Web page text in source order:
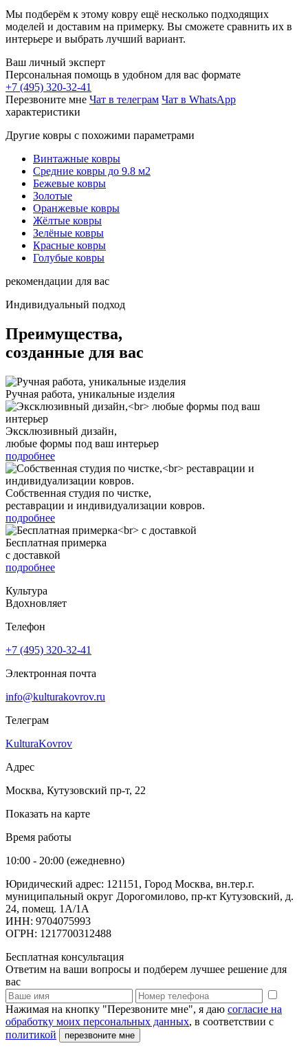
Мы подберём к этому ковру ещё несколько подходящих
моделей и доставим на примерку. Вы сможете сравнить их в
интерьере и выбрать лучший вариант.
Ваш личный эксперт
Персональная помощь в удобном для вас формате
+7 (495) 320-32-41
Перезвоните мне Чат в телеграм Чат в WhatsApp
характеристики
Другие ковры с похожими параметрами
Винтажные ковры
Средние ковры до 9.8 м2
Бежевые ковры
Золотые
Оранжевые ковры
Жёлтые ковры
Зелёные ковры
Красные ковры
Голубые ковры
рекомендации для вас
Индивидуальный подход
Преимущества,
созданные для вас
Ручная работа, уникальные изделия
Эксклюзивный дизайн,
любые формы под ваш интерьер
подробнее
Собственная студия по чистке,
реставрации и индивидуализации ковров.
подробнее
Бесплатная примерка
с доставкой
подробнее
Культура
Вдохновляет
Телефон
+7 (495) 320-32-41
Электронная почта
info@kulturakovrov.ru
Телеграм
KulturaKovrov
Адрес
Москва, Кутузовский пр-т, 22
Показать на карте
Время работы
10:00 - 20:00 (ежедневно)
Юридический адрес: 121151, Город Москва, вн.тер.г.
муниципальный округ Дорогомилово, пр-кт Кутузовский, д.
24, помещ. 1А/1А
ИНН: 9704075993
ОГРН: 1217700312488
Бесплатная консультация
Ответим на ваши вопросы и подберем лучшее решение для
вас
Нажимая на кнопку "Перезвоните мне", я даю согласие на
обработку моих персональных данных, в соответствии с
политикой
перезвоните мне